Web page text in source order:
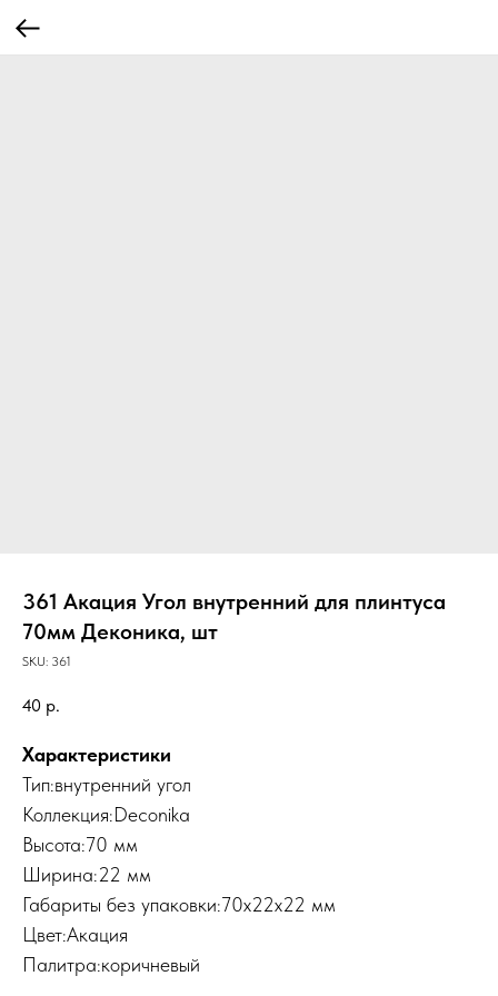
361 Акация Угол внутренний для плинтуса
70мм Деконика, шт
SKU: 361
40 р.
Характеристики
Тип:внутренний угол
Коллекция:Deconika
Высота:70 мм
Ширина:22 мм
Габариты без упаковки:70х22х22 мм
Цвет:Акация
Палитра:коричневый